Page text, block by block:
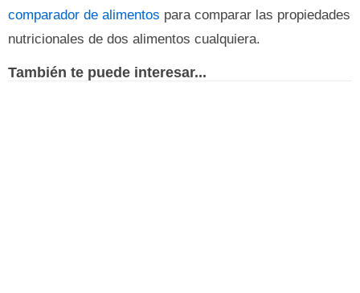
comparador de alimentos para comparar las propiedades
nutricionales de dos alimentos cualquiera.
También te puede interesar...